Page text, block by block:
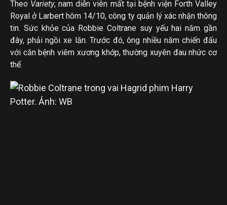
Theo Variety, nam diễn viên mất tại bệnh viện Forth Valley
Royal ở Larbert hôm 14/10, công ty quản lý xác nhận thông
tin. Sức khỏe của Robbie Coltrane suy yếu hai năm gần
đây, phải ngồi xe lăn. Trước đó, ông nhiều năm chiến đấu
với căn bệnh viêm xương khớp, thường xuyên đau nhức cơ
thể.